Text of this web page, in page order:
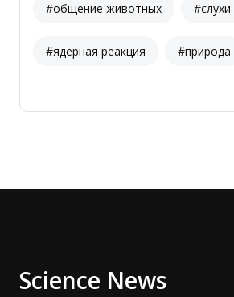
#общение животных #слухи
#ядерная реакция #природа
Science News